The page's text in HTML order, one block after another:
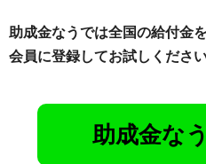
助成金なうでは全国の給付金
会員に登録してお試しください
助成金な